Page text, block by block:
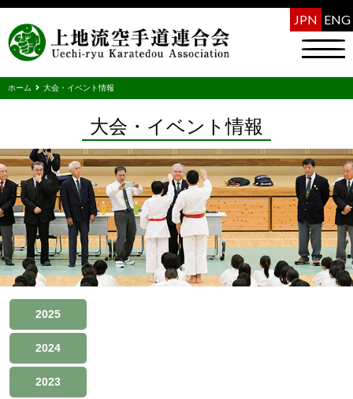
JPN ENG
ホーム 大会・イベント情報
大会・イベント情報
2025
2024
2023